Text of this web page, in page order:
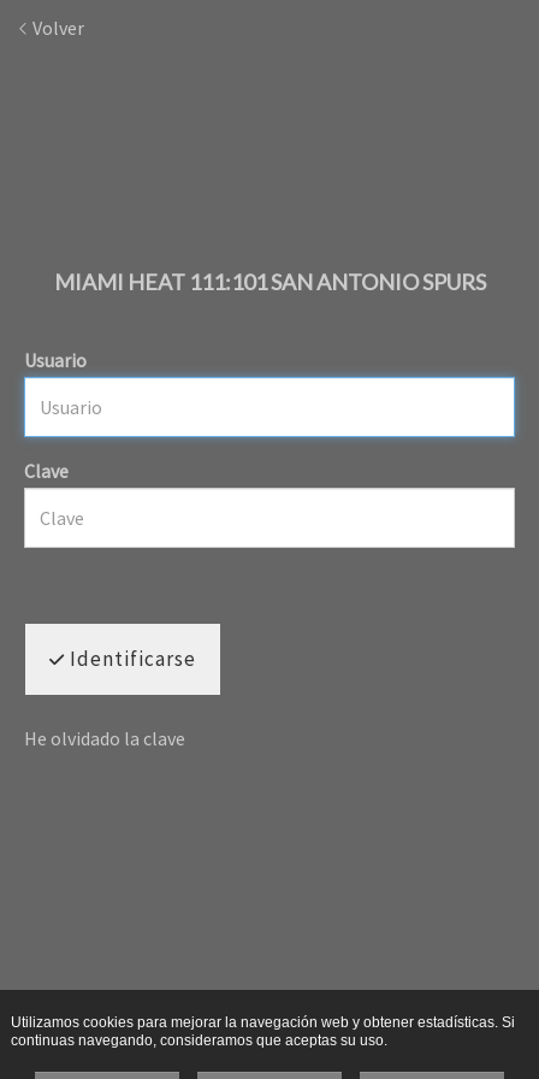
Volver
MIAMI HEAT 111:101 SAN ANTONIO SPURS
Usuario
Clave
Identificarse
He olvidado la clave
Utilizamos cookies para mejorar la navegación web y obtener estadísticas. Si
continuas navegando, consideramos que aceptas su uso.